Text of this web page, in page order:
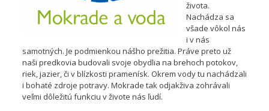
života.
Nachádza sa
všade vôkol nás
i v nás
samotných. Je podmienkou nášho prežitia. Práve preto už
naši predkovia budovali svoje obydlia na brehoch potokov,
riek, jazier, či v blízkosti pramenísk. Okrem vody tu nachádzali
i bohaté zdroje potravy. Mokrade tak odjakživa zohrávali
veľmi dôležitú funkciu v živote nás ľudí.